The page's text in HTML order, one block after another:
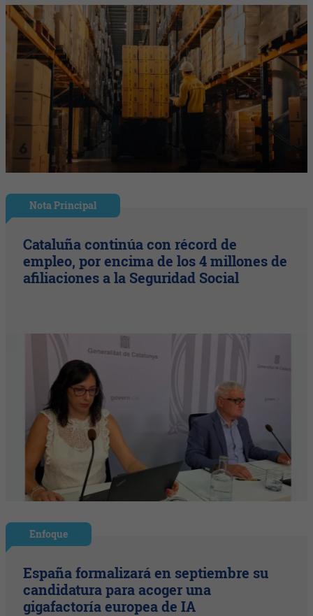
Nota Principal
Cataluña continúa con récord de
empleo, por encima de los 4 millones de
afiliaciones a la Seguridad Social
Enfoque
España formalizará en septiembre su
candidatura para acoger una
gigafactoría europea de IA